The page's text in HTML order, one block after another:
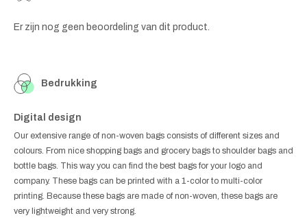
Er zijn nog geen beoordeling van dit product.
Bedrukking
Digital design
Our extensive range of non-woven bags consists of different sizes and
colours. From nice shopping bags and grocery bags to shoulder bags and
bottle bags. This way you can find the best bags for your logo and
company. These bags can be printed with a 1-color to multi-color
printing. Because these bags are made of non-woven, these bags are
very lightweight and very strong.